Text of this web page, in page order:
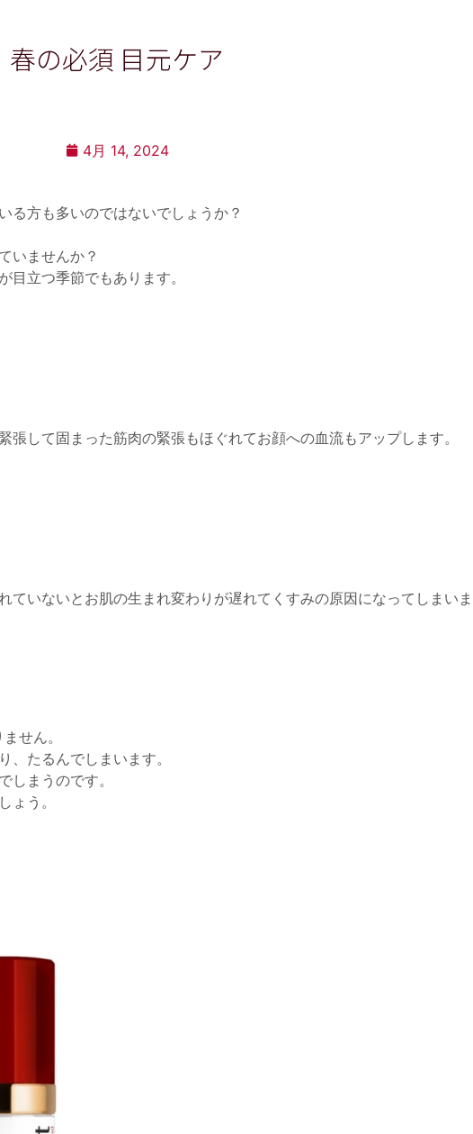
春の必須 目元ケア
4月 14, 2024
る方も多いのではないでしょうか？
いませんか？
立つ季節でもあります。
して固まった筋肉の緊張もほぐれてお顔への血流もアップします。
ていないとお肌の生まれ変わりが遅れてくすみの原因になってしまい
せん。
、たるんでしまいます。
しまうのです。
ょう。